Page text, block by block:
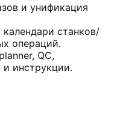
и унификация
станков/
операций.
QC,
и инструкции.